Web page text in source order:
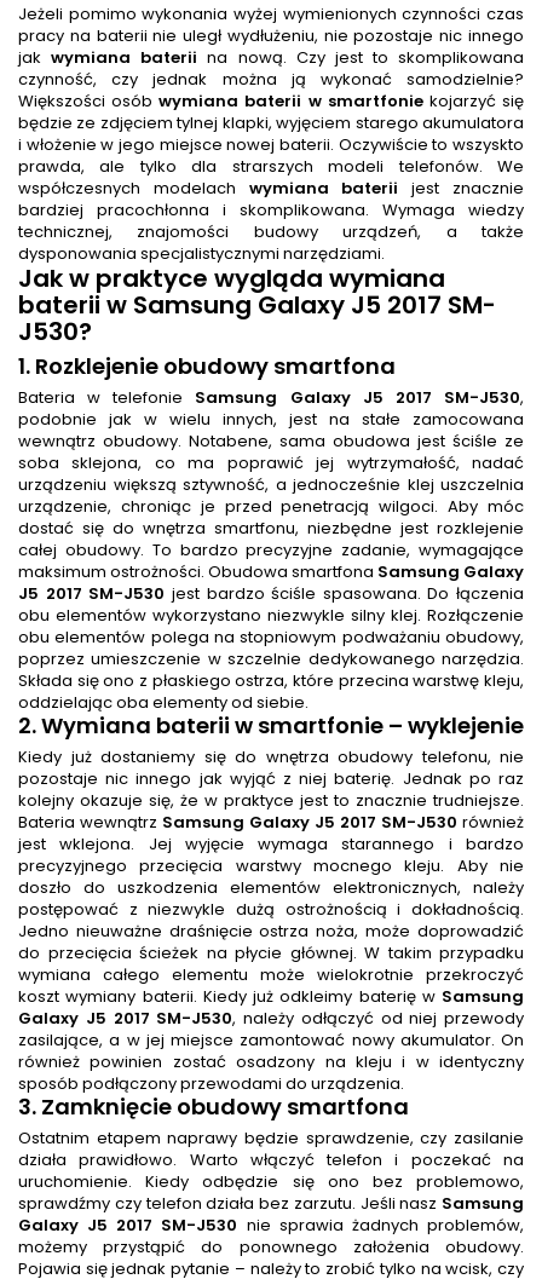
Jeżeli pomimo wykonania wyżej wymienionych czynności czas
pracy na baterii nie uległ wydłużeniu, nie pozostaje nic innego
jakwymiana baterii na nową. Czy jest to skomplikowana
czynność, czy jednak można ją wykonać samodzielnie?
Większości osóbwymiana baterii w smartfoniekojarzyć się
będzie ze zdjęciem tylnej klapki, wyjęciem starego akumulatora
i włożenie w jego miejsce nowej baterii. Oczywiście to wszyskto
prawda, ale tylko dla strarszych modeli telefonów. We
współczesnych modelach wymiana baterii jest znacznie
bardziej pracochłonna i skomplikowana. Wymaga wiedzy
technicznej, znajomości budowy urządzeń, a także
dysponowania specjalistycznymi narzędziami.
Jak w praktyce wygląda wymiana
baterii w Samsung Galaxy J5 2017 SM-
J530?
1. Rozklejenie obudowy smartfona
Bateria w telefonie Samsung Galaxy J5 2017 SM-J530,
podobnie jak w wielu innych, jest na stałe zamocowana
wewnątrz obudowy. Notabene, sama obudowa jest ściśle ze
soba sklejona, co ma poprawić jej wytrzymałość, nadać
urządzeniu większą sztywność, a jednocześnie klej uszczelnia
urządzenie, chroniąc je przed penetracją wilgoci. Aby móc
dostać się do wnętrza smartfonu, niezbędne jest rozklejenie
całej obudowy. To bardzo precyzyjne zadanie, wymagające
maksimum ostrożności. Obudowa smartfona Samsung Galaxy
J5 2017 SM-J530 jest bardzo ściśle spasowana. Do łączenia
obu elementów wykorzystano niezwykle silny klej. Rozłączenie
obu elementów polega na stopniowym podważaniu obudowy,
poprzez umieszczenie w szczelnie dedykowanego narzędzia.
Składa się ono z płaskiego ostrza, które przecina warstwę kleju,
oddzielając oba elementy od siebie.
2.Wymiana baterii w smartfonie – wyklejenie
Kiedy już dostaniemy się do wnętrza obudowy telefonu, nie
pozostaje nic innego jak wyjąć z niej baterię. Jednak po raz
kolejny okazuje się, że w praktyce jest to znacznie trudniejsze.
Bateria wewnątrz Samsung Galaxy J5 2017 SM-J530 również
jest wklejona. Jej wyjęcie wymaga starannego i bardzo
precyzyjnego przecięcia warstwy mocnego kleju. Aby nie
doszło do uszkodzenia elementów elektronicznych, należy
postępować z niezwykle dużą ostrożnością i dokładnością.
Jedno nieuważne draśnięcie ostrza noża, może doprowadzić
do przecięcia ścieżek na płycie głównej. W takim przypadku
wymiana całego elementu może wielokrotnie przekroczyć
koszt wymiany baterii. Kiedy już odkleimy baterię w Samsung
Galaxy J5 2017 SM-J530, należy odłączyć od niej przewody
zasilające, a w jej miejsce zamontować nowy akumulator. On
również powinien zostać osadzony na kleju i w identyczny
sposób podłączony przewodami do urządzenia.
3. Zamknięcie obudowy smartfona
Ostatnim etapem naprawy będzie sprawdzenie, czy zasilanie
działa prawidłowo. Warto włączyć telefon i poczekać na
uruchomienie. Kiedy odbędzie się ono bez problemowo,
sprawdźmy czy telefon działa bez zarzutu. Jeśli nasz Samsung
Galaxy J5 2017 SM-J530 nie sprawia żadnych problemów,
możemy przystąpić do ponownego założenia obudowy.
Pojawia się jednak pytanie – należy to zrobić tylko na wcisk, czy